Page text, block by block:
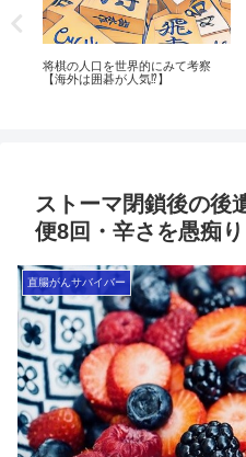
将棋の人口を世界的にみて考察
【海外は囲碁が人気⁉】
ストーマ閉鎖後の後
便8回・辛さを愚痴り
直腸がんサバイバー